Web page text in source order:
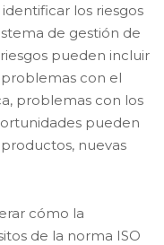
los riesgos
de gestión de
pueden incluir
con el
problemas con los
pueden
nuevas
cómo la
de la norma ISO